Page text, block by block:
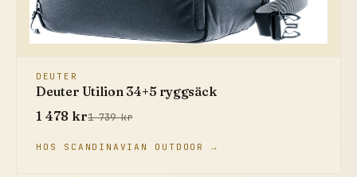
DEUTER
Deuter Utilion 34+5 ryggsäck
1 478 kr1 739 kr
HOS SCANDINAVIAN OUTDOOR →